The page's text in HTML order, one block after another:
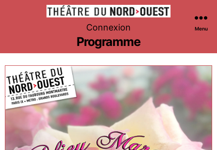
Théâtre
du
Nord-
Ouest
Connexion Menu
Programme